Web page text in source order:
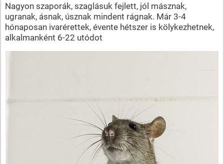
Nagyon szaporák, szaglásuk fejlett, jól másznak,
ugranak, ásnak, úsznak mindent rágnak. Már 3-4
hónaposan ivarérettek, évente hétszer is kölykezhetnek,
alkalmanként 6-22 utódot